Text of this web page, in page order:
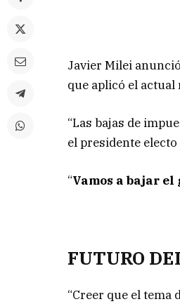
Javier Milei
que aplicó el
“Las bajas de
el presidente
“Vamos a bajar
FUTURO
“Creer que el